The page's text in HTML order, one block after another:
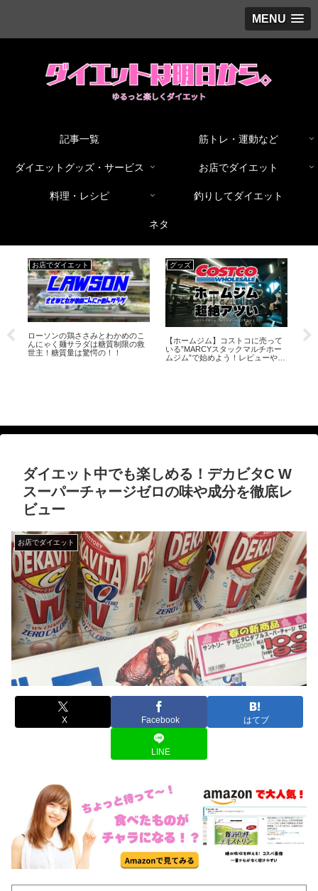
MENU
記事一覧 筋トレ・運動など
ダイエットグッズ・サービス お店でダイエット
料理・レシピ 釣りしてダイエット
ネタ
お店でダイエット
ローソンの鶏ささみとわかめのこ
んにゃく麺サラダは糖質制限の救
世主！糖質量は驚愕の！！
グッズ
【ホームジム】コストコに売って
いる”MARCYスタックマルチホー
ムジム”で始めよう！レビューや解
『
ダイエット中でも楽しめる！デカビタC W
スーパーチャージゼロの味や成分を徹底レ
ビュー
お店でダイエット
X Facebook はてブ
LINE